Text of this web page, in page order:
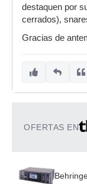
destaquen por
cerrados),
Gracias de
OFERTAS EN